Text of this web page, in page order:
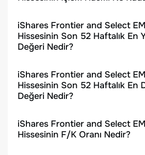
iShares Frontier and Select
Hissesinin Son 52 Haftalık En
Değeri Nedir?
iShares Frontier and Select
Hissesinin Son 52 Haftalık En
Değeri Nedir?
iShares Frontier and Select
Hissesinin F/K Oranı Nedir?